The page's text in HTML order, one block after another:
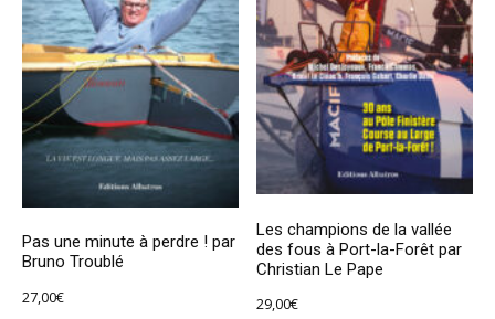
Pas une minute à perdre ! par
Bruno Troublé
27,00€
Les champions de la vallée
des fous à Port-la-Forêt par
Christian Le Pape
29,00€